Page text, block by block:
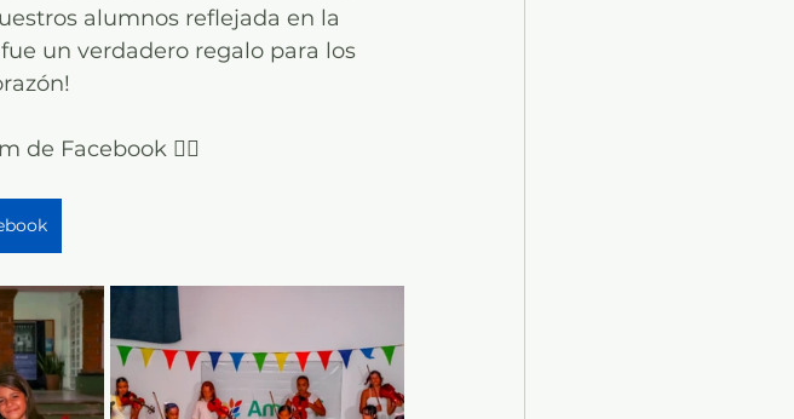
alumnos reflejada en la
un verdadero regalo para los
Facebook 👇🏼